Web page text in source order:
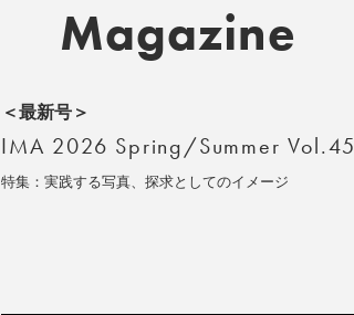
Magazine
＜最新号＞
IMA 2026 Spring/Summer Vol.45
特集：実践する写真、探求としてのイメージ